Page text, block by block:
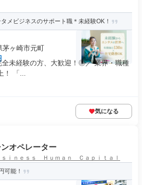
メビジネスのサポート職＊未経験OK！
茅ヶ崎市元町
全未経験の方、大歓迎！◎／ 業界・職種
「...
気になる
オペレーター
ｉｎｅｓｓ Ｈｕｍａｎ Ｃａｐｉｔａｌ
可能！